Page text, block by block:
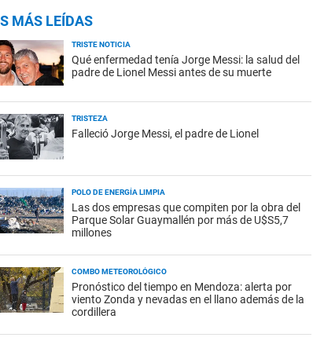
MÁS LEÍDAS
TRISTE NOTICIA
Qué enfermedad tenía Jorge Messi: la salud del
padre de Lionel Messi antes de su muerte
TRISTEZA
Falleció Jorge Messi, el padre de Lionel
POLO DE ENERGÍA LIMPIA
Las dos empresas que compiten por la obra del
Parque Solar Guaymallén por más de U$S5,7
millones
COMBO METEOROLÓGICO
Pronóstico del tiempo en Mendoza: alerta por
viento Zonda y nevadas en el llano además de la
cordillera